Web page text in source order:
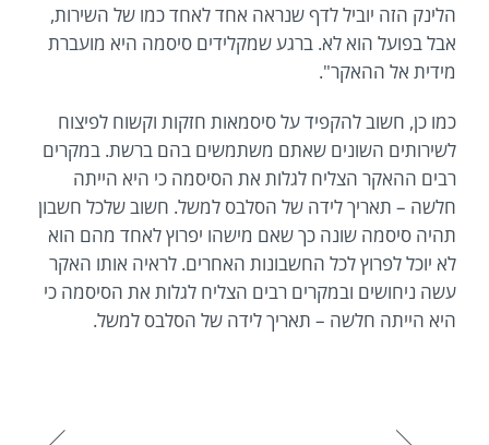
הלינק הזה יוביל לדף שנראה אחד לאחד כמו של השירות,
אבל בפועל הוא לא. ברגע שמקלידים סיסמה היא מועברת
מידית אל ההאקר".
כמו כן, חשוב להקפיד על סיסמאות חזקות וקשוח לפיצוח
לשירותים השונים שאתם משתמשים בהם ברשת. במקרים
רבים ההאקר הצליח לגלות את הסיסמה כי היא הייתה
חלשה – תאריך לידה של הסלבס למשל. חשוב שלכל חשבון
תהיה סיסמה שונה כך שאם מישהו יפרוץ לאחד מהם הוא
לא יוכל לפרוץ לכל החשבונות האחרים. לראיה אותו האקר
עשה ניחושים ובמקרים רבים הצליח לגלות את הסיסמה כי
היא הייתה חלשה – תאריך לידה של הסלבס למשל.